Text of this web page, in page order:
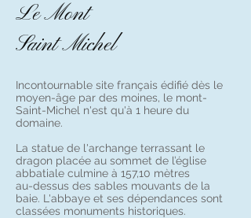
Le Mont
Saint Michel
Incontournable site français édifié dès le
moyen-âge par des moines, le mont-
Saint-Michel n'est qu'à 1 heure du
domaine.
La statue de l'archange terrassant le
dragon placée au sommet de l’église
abbatiale culmine à 157,10 mètres
au-dessus des sables mouvants de la
baie. L'abbaye et ses dépendances sont
classées monuments historiques.